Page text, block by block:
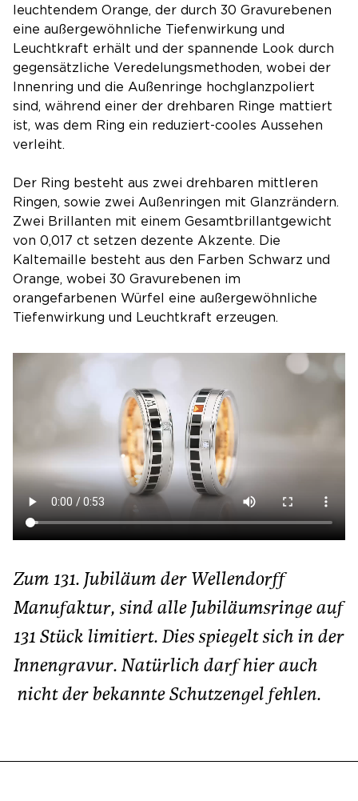
leuchtendem Orange, der durch 30 Gravurebenen
eine außergewöhnliche Tiefenwirkung und
Leuchtkraft erhält und der spannende Look durch
gegensätzliche Veredelungsmethoden, wobei der
Innenring und die Außenringe hochglanzpoliert
sind, während einer der drehbaren Ringe mattiert
ist, was dem Ring ein reduziert-cooles Aussehen
verleiht.
Der Ring besteht aus zwei drehbaren mittleren
Ringen, sowie zwei Außenringen mit Glanzrändern.
Zwei Brillanten mit einem Gesamtbrillantgewicht
von 0,017 ct setzen dezente Akzente. Die
Kaltemaille besteht aus den Farben Schwarz und
Orange, wobei 30 Gravurebenen im
orangefarbenen Würfel eine außergewöhnliche
Tiefenwirkung und Leuchtkraft erzeugen.
Zum 131. Jubiläum der Wellendorff
Manufaktur, sind alle Jubiläumsringe auf
131 Stück limitiert. Dies spiegelt sich in der
Innengravur. Natürlich darf hier auch
nicht der bekannte Schutzengel fehlen.